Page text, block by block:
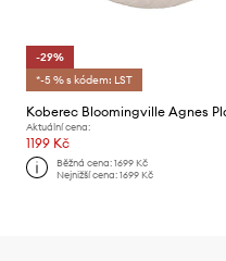
-29%
*-5 % s kódem: LST
Aktuální cena:
1199 Kč
Běžná cena:1699 Kč
Nejnižší cena:1699 Kč